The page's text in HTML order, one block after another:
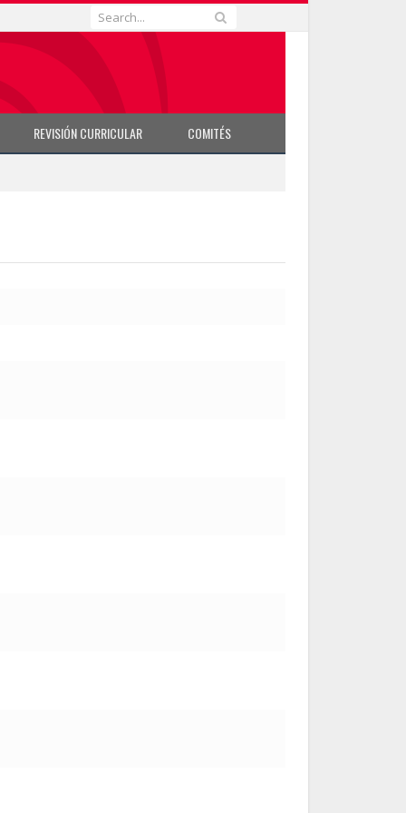
REVISIÓN CURRICULAR COMITÉS